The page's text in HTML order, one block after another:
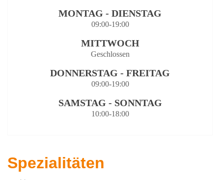
MONTAG - DIENSTAG
09:00-19:00
MITTWOCH
Geschlossen
DONNERSTAG - FREITAG
09:00-19:00
SAMSTAG - SONNTAG
10:00-18:00
Spezialitäten